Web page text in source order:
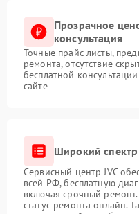
Прозрачное
консультация
Точные прайс-листы,
ремонта, отсутствие
бесплатной
сайте
Широкий спектр
Сервисный центр JVC
всей РФ, бесплатную
включая срочный
статус ремонта онлайн.